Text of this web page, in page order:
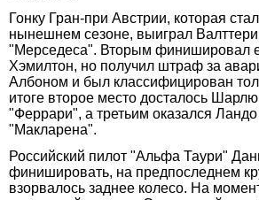
Гонку Гран-при Австрии, которая
нынешнем сезоне, выиграл Валттери
"Мерседеса". Вторым финишировал
Хэмилтон, но получил штраф за
Албоном и был классифицирован
итоге второе место досталось
"Феррари", а третьим оказался
"Макларена".
Российский пилот "Альфа Таури"
финишировать, на предпоследнем
взорвалось заднее колесо. На